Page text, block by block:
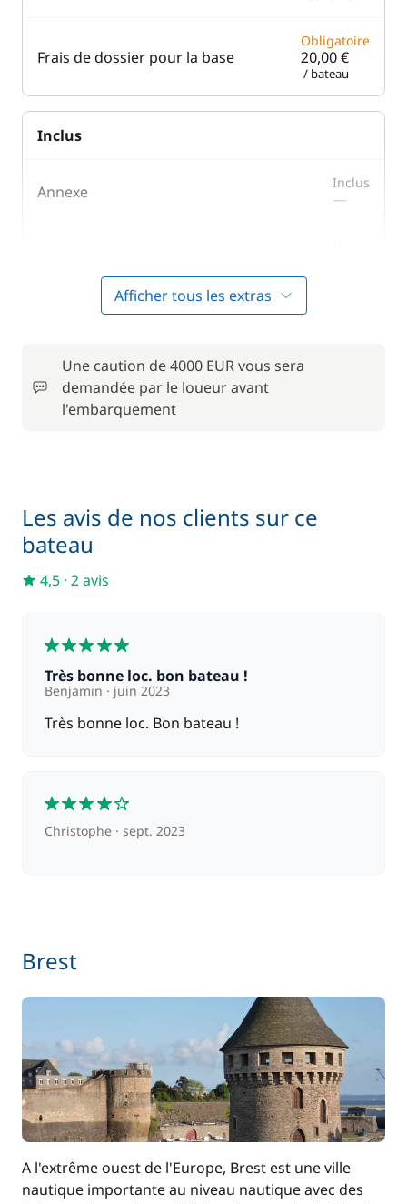
Frais de dossier pour la base
Obligatoire
20,00 €
/ bateau
Inclus
Annexe Inclus
—
Forfait Nettoyage Retour
Rachat de Franchise
Afficher tous les extras
Une caution de 4000 EUR vous sera
demandée par le loueur avant
l'embarquement
Les avis de nos clients sur ce
bateau
4,5 · 2 avis
Très bonne loc. bon bateau !
Benjamin juin 2023
Très bonne loc. Bon bateau !
Christophe sept. 2023
Brest
A l'extrême ouest de l'Europe, Brest est une ville
nautique importante au niveau nautique avec des